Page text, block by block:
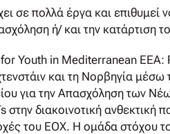
σε πολλά έργα και επιθυμεί
ή/ και την κατάρτιση
Youth in Mediterranean
και τη Νορβηγία
για την Απασχόληση των
στην διακοινοτική
του ΕΟΧ. Η ομάδα στόχου